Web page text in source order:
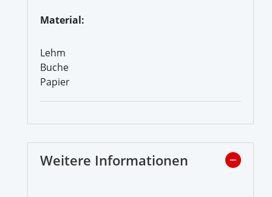
Material:
Lehm
Buche
Papier
Weitere Informationen